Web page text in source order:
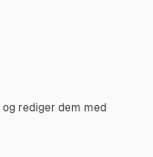
og rediger dem med